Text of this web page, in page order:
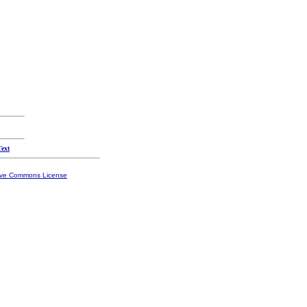
Commons License